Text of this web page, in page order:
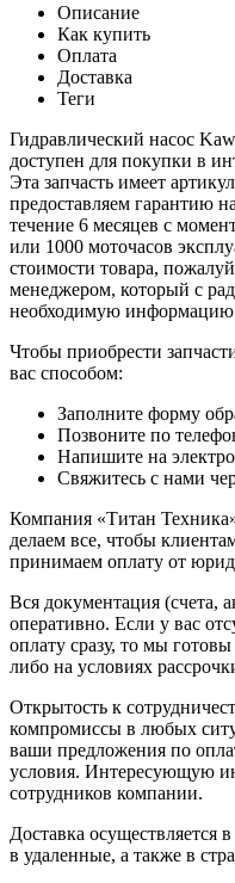
Описание
Как купить
Оплата
Доставка
Теги
Гидравлический насос
доступен для покупки в
Эта запчасть имеет
предоставляем гарантию
течение 6 месяцев с
или 1000 моточасов
стоимости товара,
менеджером, который с
необходимую
Чтобы приобрести
вас способом:
Заполните форму
Позвоните по
Напишите на
Свяжитесь с нами
Компания «Титан
делаем все, чтобы
принимаем оплату от
Вся документация (счета,
оперативно. Если у вас
оплату сразу, то мы
либо на условиях
Открытость к
компромиссы в любых
ваши предложения по
условия. Интересующую
сотрудников компании.
Доставка осуществляется
в удаленные, а также в